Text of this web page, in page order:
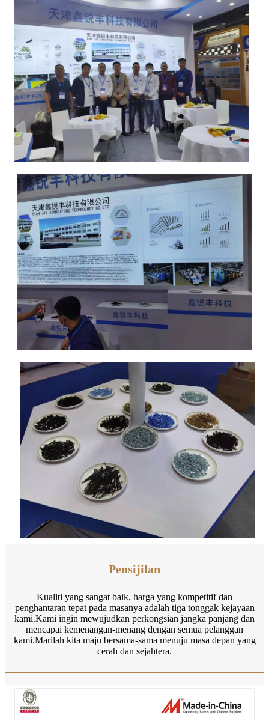
Pensijilan
Kualiti yang sangat baik, harga yang kompetitif dan
penghantaran tepat pada masanya adalah tiga tonggak kejayaan
kami.Kami ingin mewujudkan perkongsian jangka panjang dan
mencapai kemenangan-menang dengan semua pelanggan
kami.Marilah kita maju bersama-sama menuju masa depan yang
cerah dan sejahtera.